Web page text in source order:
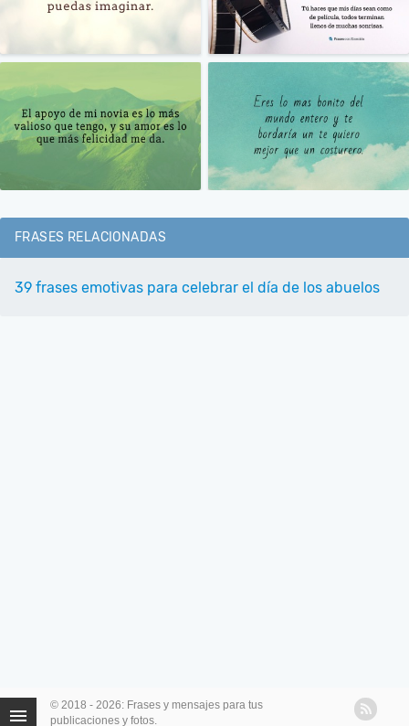
FRASES RELACIONADAS
39 frases emotivas para celebrar el día de los abuelos
© 2018 - 2026: Frases y mensajes para tus
publicaciones y fotos.